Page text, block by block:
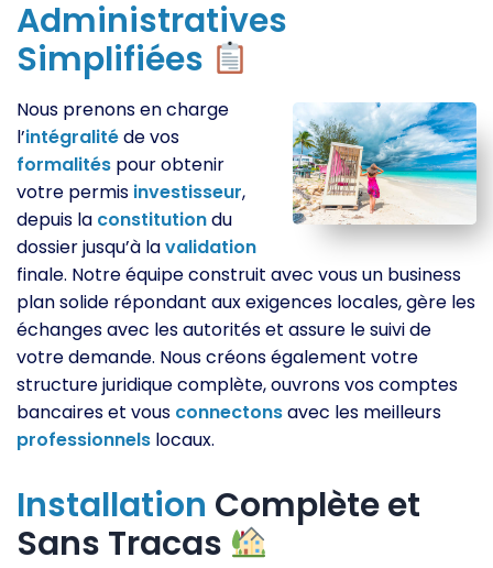
Administratives
Simplifiées
Nous prenons en charge
l’intégralitéde vos
formalités pour obtenir
votre permis investisseur,
depuis la constitutiondu
dossier jusqu’à lavalidation
finale. Notre équipe construit avec vous un business
plan solide répondant aux exigences locales, gère les
échanges avec les autorités et assure le suivi de
votre demande. Nous créons également votre
structure juridique complète, ouvrons vos comptes
bancaires et vous connectonsavec les meilleurs
professionnels locaux.
Installation Complète et
Sans Tracas